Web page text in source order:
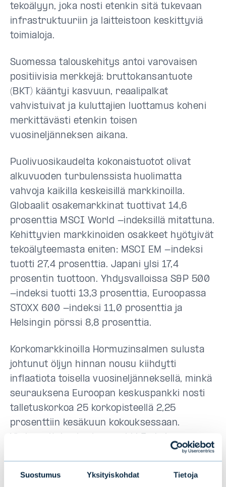
Suostumus Yksityiskohdat Tietoja
tekoälyyn, joka nosti etenkin sitä tukevaan
infrastruktuuriin ja laitteistoon keskittyviä
toimialoja.
Suomessa talouskehitys antoi varovaisen
positiivisia merkkejä: bruttokansantuote
(BKT) kääntyi kasvuun, reaalipalkat
vahvistuivat ja kuluttajien luottamus koheni
merkittävästi etenkin toisen
vuosineljänneksen aikana.
Puolivuosikaudelta kokonaistuotot olivat
alkuvuoden turbulenssista huolimatta
vahvoja kaikilla keskeisillä markkinoilla.
Globaalit osakemarkkinat tuottivat 14,6
prosenttia MSCI World -indeksillä mitattuna.
Kehittyvien markkinoiden osakkeet hyötyivät
tekoälyteemasta eniten: MSCI EM -indeksi
tuotti 27,4 prosenttia. Japani ylsi 17,4
prosentin tuottoon. Yhdysvalloissa S&P 500
-indeksi tuotti 13,3 prosenttia, Euroopassa
STOXX 600 -indeksi 11,0 prosenttia ja
Helsingin pörssi 8,8 prosenttia.
Korkomarkkinoilla Hormuzinsalmen sulusta
johtunut öljyn hinnan nousu kiihdytti
inflaatiota toisella vuosineljänneksellä, minkä
seurauksena Euroopan keskuspankki nosti
talletuskorkoa 25 korkopisteellä 2,25
prosenttiin kesäkuun kokouksessaan.
puolestaan tehnyt korkomuutoksia vuoden
ohjauskoron vaihteluvälin 3,50–3,75